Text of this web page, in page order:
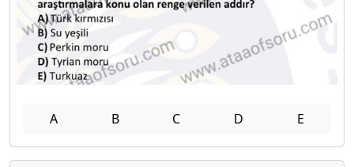
A B C D E